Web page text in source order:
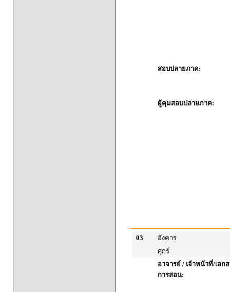
สอบปลายภาค:
ผู้คุมสอบปลายภาค:
03
อังคาร
ศุกร์
อาจารย์ / เจ้าหน้าที่/เอก
การสอน: